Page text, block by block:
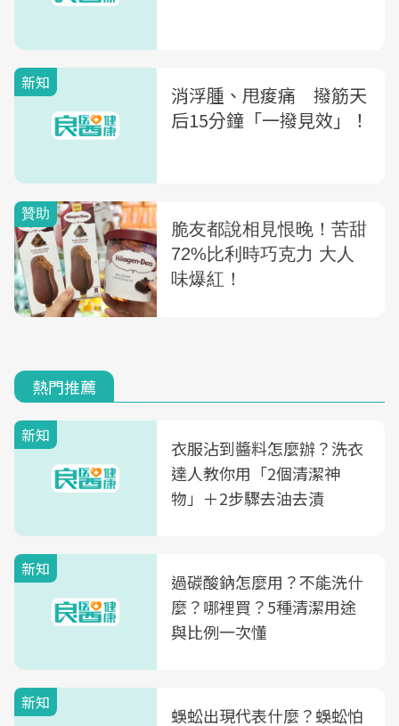
新知
消浮腫、甩痠痛 撥筋天
后15分鐘「一撥見效」！
熱門推薦
新知
衣服沾到醬料怎麼辦？洗衣
達人教你用「2個清潔神
物」＋2步驟去油去漬
新知
過碳酸鈉怎麼用？不能洗什
麼？哪裡買？5種清潔用途
與比例一次懂
新知
蜈蚣出現代表什麼？蜈蚣怕